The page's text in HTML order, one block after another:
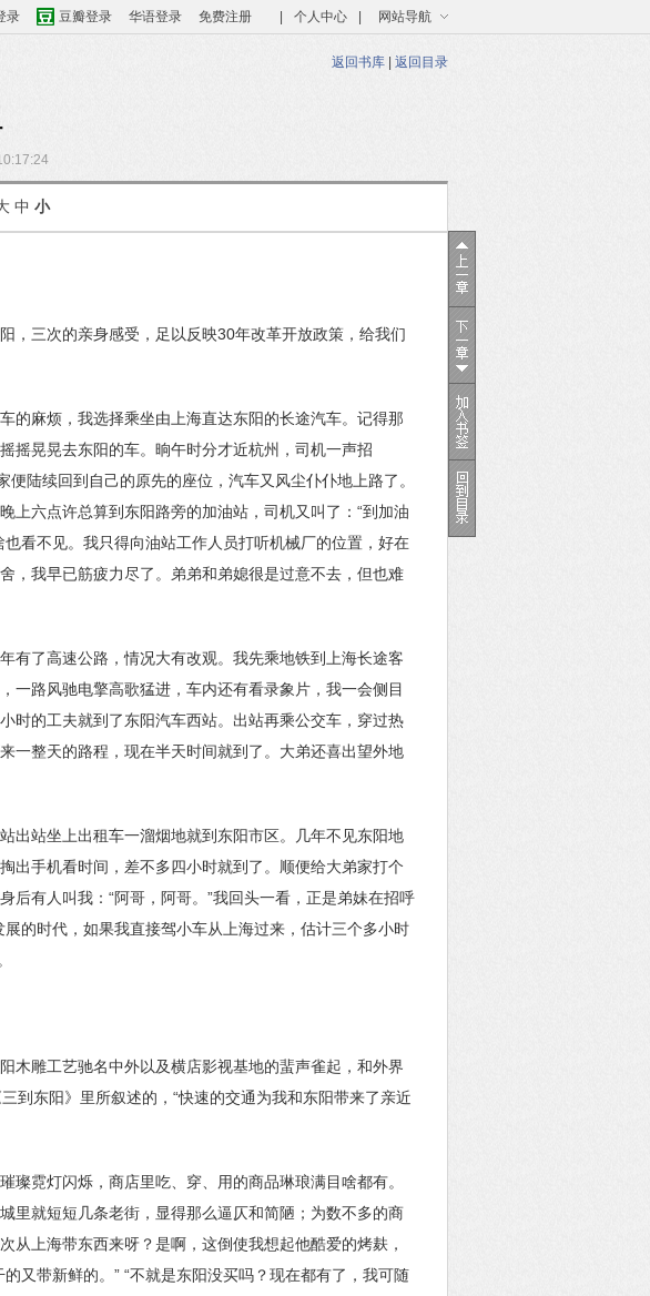
个人中心 网站导航
录 豆瓣登录 华语登录 免费注册
返回书库 返回目录
中 小
，三次的亲身感受，足以反映30年改革开放政策，给我们
的麻烦，我选择乘坐由上海直达东阳的长途汽车。记得那
摇晃晃去东阳的车。晌午时分才近杭州，司机一声招
陆续回到自己的原先的座位，汽车又风尘仆仆地上路了。
上六点许总算到东阳路旁的加油站，司机又叫了：“到加油
看不见。我只得向油站工作人员打听机械厂的位置，好在
，我早已筋疲力尽了。弟弟和弟媳很是过意不去，但也难
有了高速公路，情况大有改观。我先乘地铁到上海长途客
一路风驰电擎高歌猛进，车内还有看录象片，我一会侧目
时的工夫就到了东阳汽车西站。出站再乘公交车，穿过热
一整天的路程，现在半天时间就到了。大弟还喜出望外地
出站坐上出租车一溜烟地就到东阳市区。几年不见东阳地
出手机看时间，差不多四小时就到了。顺便给大弟家打个
有人叫我：“阿哥，阿哥。”我回头一看，正是弟妹在招呼
的时代，如果我直接驾小车从上海过来，估计三个多小时
木雕工艺驰名中外以及横店影视基地的蜚声雀起，和外界
到东阳》里所叙述的，“快速的交通为我和东阳带来了亲近
霓灯闪烁，商店里吃、穿、用的商品琳琅满目啥都有。
里就短短几条老街，显得那么逼仄和简陋；为数不多的商
上海带东西来呀？是啊，这倒使我想起他酷爱的烤麸，
又带新鲜的。” “不就是东阳没买吗？现在都有了，我可随